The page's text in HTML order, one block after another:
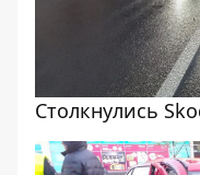
Столкнулись